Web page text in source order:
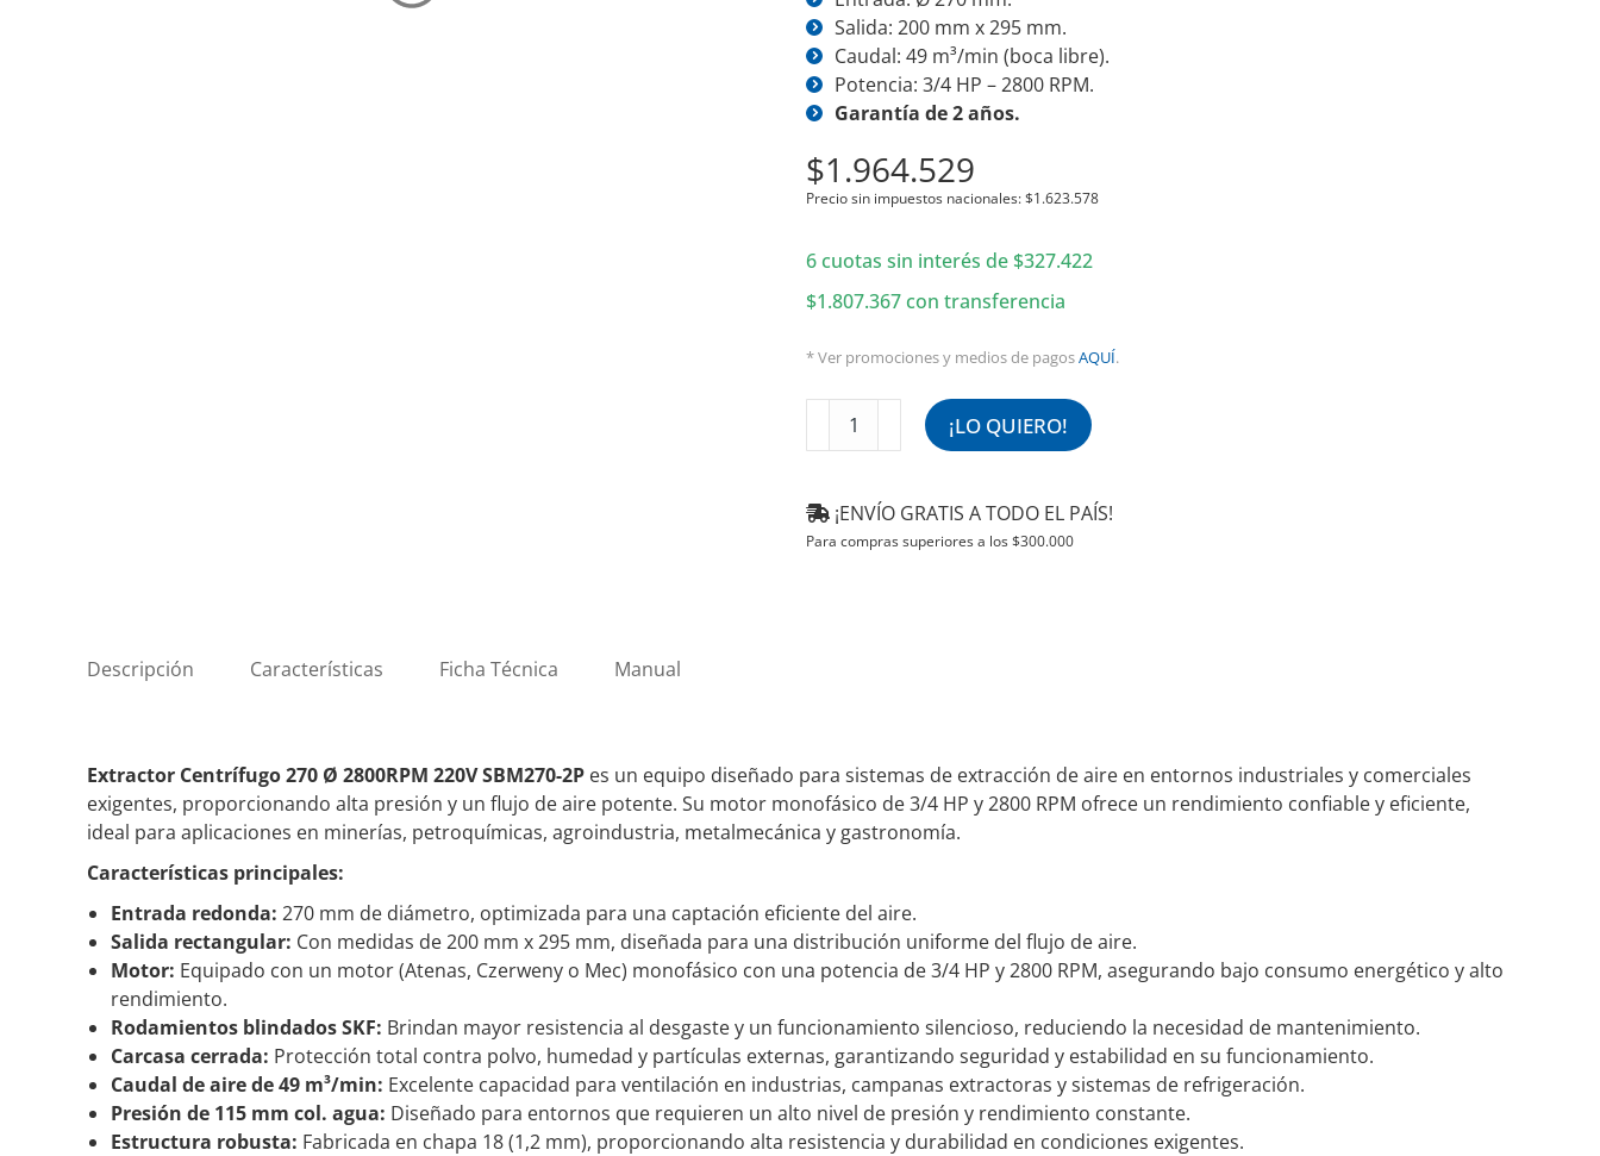
Salida: 200 mm x 295 mm.
Caudal: 49 m³/min (boca libre).
Potencia: 3/4 HP – 2800 RPM.
Garantía de 2 años.
$1.964.529
Precio sin impuestos nacionales:$1.623.578
6 cuotas sin interés de $327.422
$1.807.367con transferencia
* Ver promociones y medios de pagosAQUÍ.
Extractor
Centrifugo
Ø
2800RPM
220V
¡LO QUIERO!
¡ENVÍO GRATIS A TODO EL PAÍS!
Para compras superiores a los$300.000
Descripción Características Ficha Técnica Manual
Extractor Centrífugo 270 Ø 2800RPM 220V SBM270-2P es un equipo diseñado para sistemas de extracción de aire en entornos industriales y comerciales
exigentes, proporcionando alta presión y un flujo de aire potente. Su motor monofásico de 3/4 HP y 2800 RPM ofrece un rendimiento confiable y eficiente,
ideal para aplicaciones en minerías, petroquímicas, agroindustria, metalmecánica y gastronomía.
Características principales:
Entrada redonda: 270 mm de diámetro, optimizada para una captación eficiente del aire.
Salida rectangular: Con medidas de 200 mm x 295 mm, diseñada para una distribución uniforme del flujo de aire.
Motor: Equipado con un motor (Atenas, Czerweny o Mec) monofásico con una potencia de 3/4 HP y 2800 RPM, asegurando bajo consumo energético y alto
rendimiento.
Rodamientos blindados SKF: Brindan mayor resistencia al desgaste y un funcionamiento silencioso, reduciendo la necesidad de mantenimiento.
Carcasa cerrada: Protección total contra polvo, humedad y partículas externas, garantizando seguridad y estabilidad en su funcionamiento.
Caudal de aire de 49 m³/min: Excelente capacidad para ventilación en industrias, campanas extractoras y sistemas de refrigeración.
Presión de 115 mm col. agua: Diseñado para entornos que requieren un alto nivel de presión y rendimiento constante.
Estructura robusta: Fabricada en chapa 18 (1,2 mm), proporcionando alta resistencia y durabilidad en condiciones exigentes.